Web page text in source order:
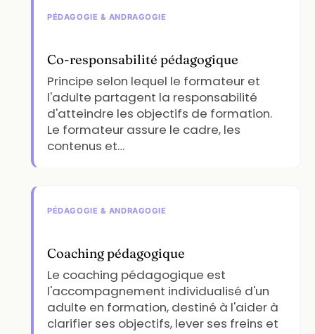
PÉDAGOGIE & ANDRAGOGIE
Co-responsabilité pédagogique
Principe selon lequel le formateur et
l'adulte partagent la responsabilité
d'atteindre les objectifs de formation.
Le formateur assure le cadre, les
contenus et…
PÉDAGOGIE & ANDRAGOGIE
Coaching pédagogique
Le coaching pédagogique est
l'accompagnement individualisé d'un
adulte en formation, destiné à l'aider à
clarifier ses objectifs, lever ses freins et